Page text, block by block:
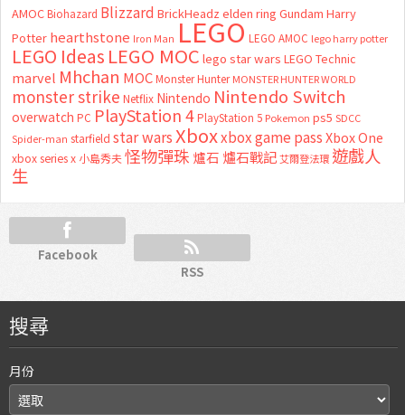
AMOC Biohazard Blizzard BrickHeadz elden ring Gundam Harry
Potter hearthstone Iron Man LEGO LEGO AMOC lego harry potter
LEGO Ideas LEGO MOC lego star wars LEGO Technic
marvel Mhchan MOC Monster Hunter MONSTER HUNTER WORLD
monster strike Netflix Nintendo Nintendo Switch
overwatch PC PlayStation 4 PlayStation 5 Pokemon ps5 SDCC
Spider-man starfield star wars Xboxxbox game passXbox One
xbox series x 小島秀夫怪物彈珠 爐石 爐石戰記艾爾登法環 遊戲人
生
Facebook
RSS
搜尋
月份